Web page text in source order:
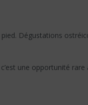
Dégustations
une opportunité